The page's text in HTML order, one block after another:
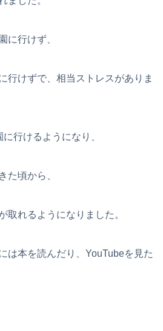
に行けず、
行けずで、相当ストレスがありま
行けるようになり、
た頃から、
取れるようになりました。
は本を読んだり、YouTubeを見た